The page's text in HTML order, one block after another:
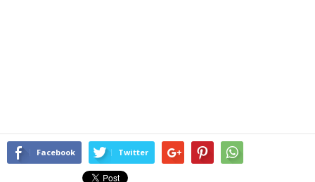
Facebook Twitter